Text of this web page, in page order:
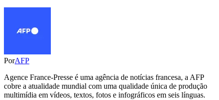
PorAFP
Agence France-Presse é uma agência de notícias francesa, a AFP
cobre a atualidade mundial com uma qualidade única de produção
multimídia em vídeos, textos, fotos e infográficos em seis línguas.